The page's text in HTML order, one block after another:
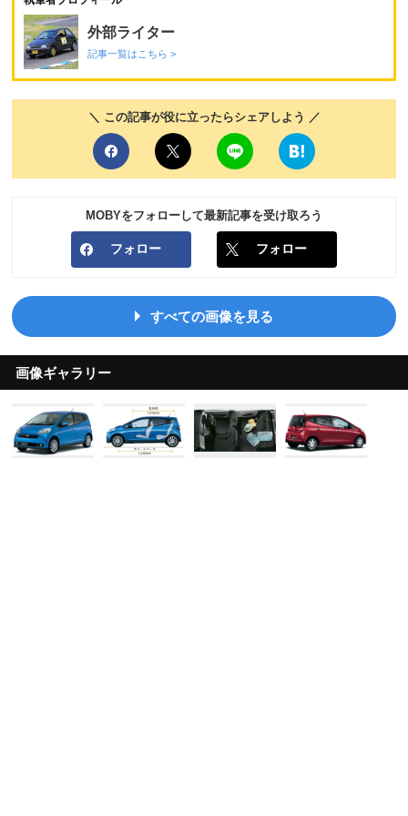
外部ライター
記事一覧はこちら >
＼ この記事が役に立ったらシェアしよう ／
MOBYをフォローして最新記事を受け取ろう
フォロー フォロー
すべての画像を見る
画像ギャラリー